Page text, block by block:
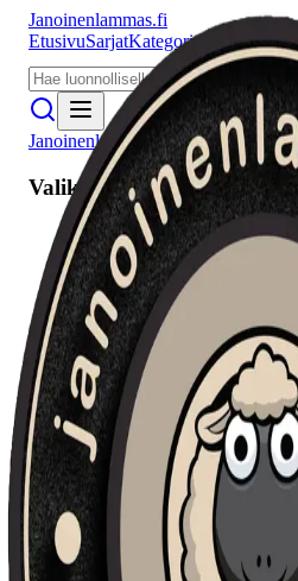
Janoinenlammas.fi
EtusivuSarjatKategoriat Puhujat
Janoinenlammas.fi
Valikko
Etusivu
Sarjat
Kategoriat
Puhujat
Haku
Tietosuojaseloste
Seuraa meitä
Facebook Instagram
© 2026 Janoinenlammas.fi. Kaikki